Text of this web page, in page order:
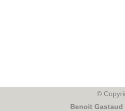
©
Benoit Gastaud